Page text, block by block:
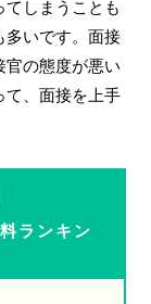
しまうことも
多いです。面接
の態度が悪い
て、面接を上手
ランキン